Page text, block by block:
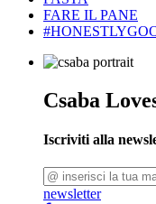
FARE IL PANE
Csaba
Iscriviti alla
newsletter